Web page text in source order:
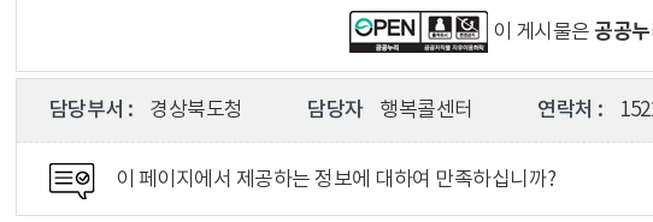
이 게시물은 공공
담당부서 : 경상북도청 담당자 행복콜센터 연락처 :
이 페이지에서 제공하는 정보에 대하여 만족하십니까?